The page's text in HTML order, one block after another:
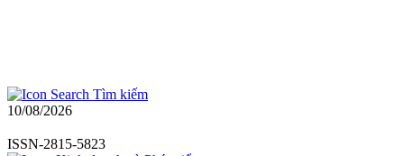
Tìm kiếm
10/08/2026
ISSN-2815-5823